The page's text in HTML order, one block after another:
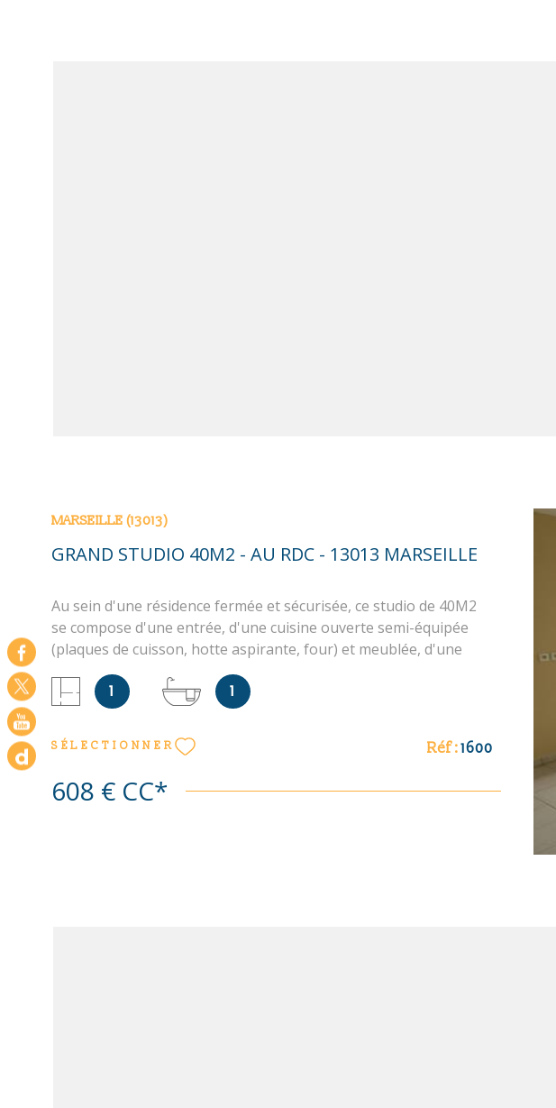
MARSEILLE (13013)
GRAND STUDIO 40M2 - AU RDC - 13013 MARSEILLE
Au sein d'une résidence fermée et sécurisée, ce studio de 40M2
se compose d'une entrée, d'une cuisine ouverte semi-équipée
(plaques de cuisson, hotte aspirante, four) et meublée, d'une
grande pièce de vie, d'une belle terrasse sans vis-à-vis, d'une
salle de bain avec sèche serviette, d'un WC séparé. Un box
(fermé) en sous-sol complète ce logement. Les informations sur
les risques auxquels ce bien est exposé sont disponibles sur le
site Géorisques : www. georisques. gouv. fr Les informations sur
les risques auxquels ce bien est exposé sont disponibles sur le
site Géorisques
1 1
SÉLECTIONNER Réf :1600
608 € CC*